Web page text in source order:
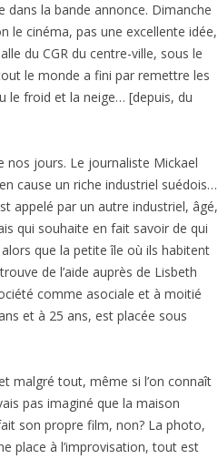
dans la bande annonce. Dimanche
le cinéma, pas une excellente idée,
du CGR du centre-ville, sous le
le monde a fini par remettre les
le froid et la neige… [depuis, du
nos jours. Le journaliste Mickael
cause un riche industriel suédois…
appelé par un autre industriel, âgé,
qui souhaite en fait savoir de qui
que la petite île où ils habitent
de l’aide auprès de Lisbeth
comme asociale et à moitié
et à 25 ans, est placée sous
malgré tout, même si l’on connaît
pas imaginé que la maison
son propre film, non? La photo,
place à l’improvisation, tout est